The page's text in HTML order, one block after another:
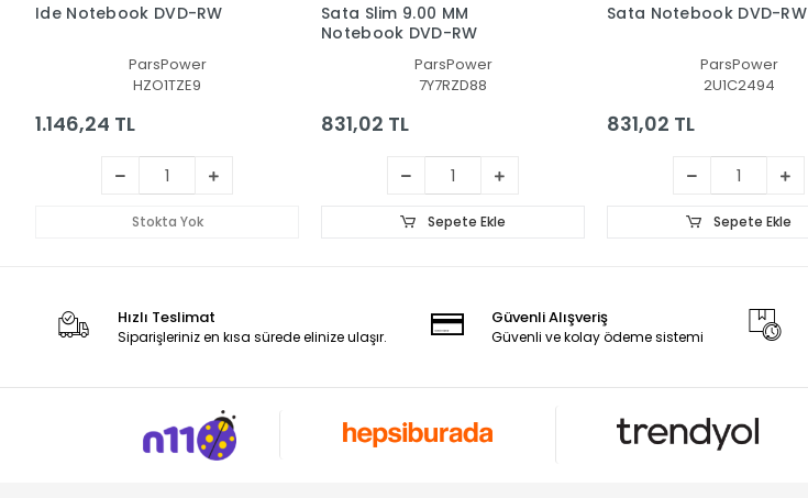
Ide Notebook DVD-RW
ParsPower
HZO1TZE9
1.146,24 TL
Stokta Yok
Sata Slim 9.00 MM
Notebook DVD-RW
ParsPower
7Y7RZD88
831,02 TL
Sepete Ekle
Sata Notebook DVD-RW
ParsPower
2U1C2494
831,02 TL
Sepete Ekle
Hızlı Teslimat
Siparişleriniz en kısa sürede elinize ulaşır.
Güvenli Alışveriş
Güvenli ve kolay ödeme sistemi